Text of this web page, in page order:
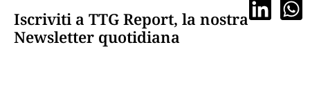
Iscriviti a TTG Report, la nostra
Newsletter quotidiana